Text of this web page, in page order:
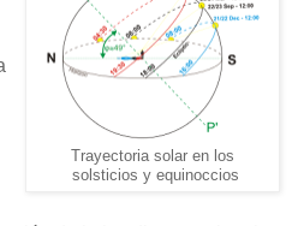
Trayectoria solar en los
solsticios y equinoccios